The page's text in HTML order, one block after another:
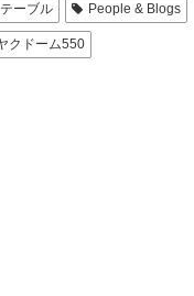
ーブル People & Blogs
クドーム550